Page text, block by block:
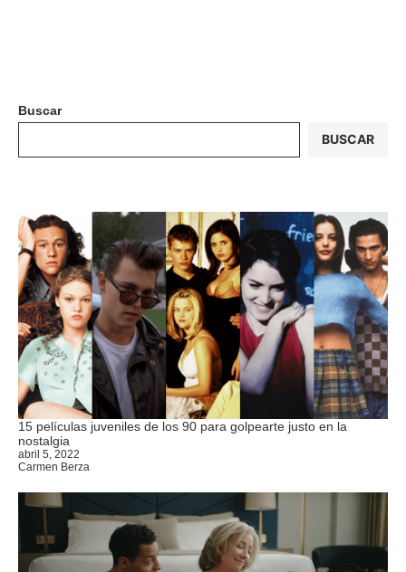
Buscar
BUSCAR
15 películas juveniles de los 90 para golpearte justo en la
nostalgia
abril 5, 2022
Carmen Berza